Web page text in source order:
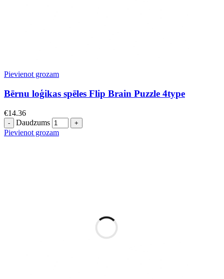
Pievienot grozam
Bērnu loģikas spēles Flip Brain Puzzle 4type
€14.36
Daudzums
Pievienot grozam